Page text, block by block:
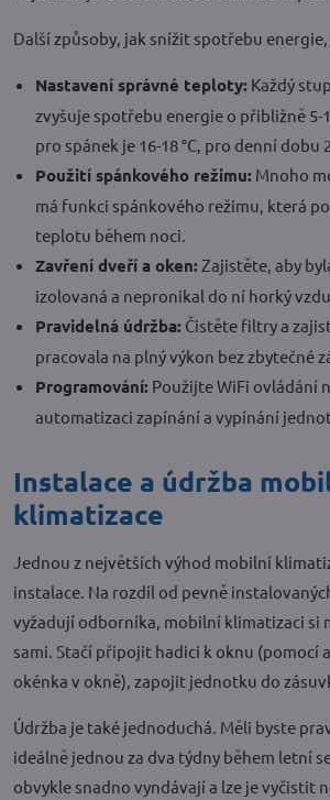
Další způsoby, jak snížit spotřebu
Nastavení správné teploty: Každý
zvyšuje spotřebu energie o přibližně 5-
pro spánek je 16-18 °C, pro denní dobu
Použití spánkového režimu: Mnoho
má funkci spánkového režimu, která
teplotu během noci.
Zavření dveří a oken: Zajistěte, aby
izolovaná a nepronikal do ní horký
Pravidelná údržba: Čistěte filtry a
pracovala na plný výkon bez zbytečné
Programování: Použijte WiFi ovládání
automatizaci zapínání a vypínání
Instalace a údržba
klimatizace
Jednou z největších výhod mobilní
instalace. Na rozdíl od pevně
vyžadují odborníka, mobilní klimatizaci si
sami. Stačí připojit hadici k oknu (pomocí
okénka v okně), zapojit jednotku do
Údržba je také jednoduchá. Měli byste
ideálně jednou za dva týdny během letní
obvykle snadno vyndávají a lze je vyčistit